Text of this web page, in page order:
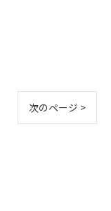
次のページ >